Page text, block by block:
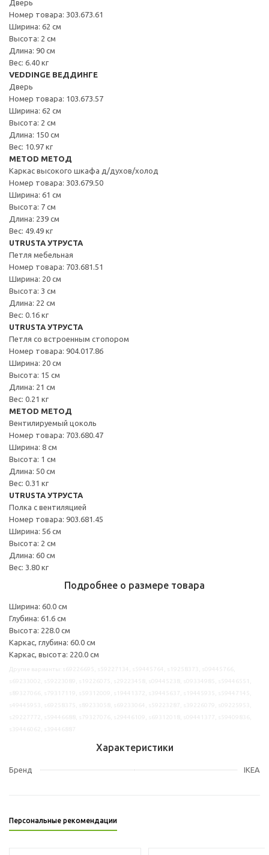
Дверь
Номер товара: 303.673.61
Ширина: 62 см
Высота: 2 см
Длина: 90 см
Вес: 6.40 кг
VEDDINGE ВЕДДИНГЕ
Дверь
Номер товара: 103.673.57
Ширина: 62 см
Высота: 2 см
Длина: 150 см
Вес: 10.97 кг
METOD МЕТОД
Каркас высокого шкафа д/духов/холод
Номер товара: 303.679.50
Ширина: 61 см
Высота: 7 см
Длина: 239 см
Вес: 49.49 кг
UTRUSTA УТРУСТА
Петля мебельная
Номер товара: 703.681.51
Ширина: 20 см
Высота: 3 см
Длина: 22 см
Вес: 0.16 кг
UTRUSTA УТРУСТА
Петля со встроенным стопором
Номер товара: 904.017.86
Ширина: 20 см
Высота: 15 см
Длина: 21 см
Вес: 0.21 кг
METOD МЕТОД
Вентилируемый цоколь
Номер товара: 703.680.47
Ширина: 8 см
Высота: 1 см
Длина: 50 см
Вес: 0.31 кг
UTRUSTA УТРУСТА
Полка с вентиляцией
Номер товара: 903.681.45
Ширина: 56 см
Высота: 2 см
Длина: 60 см
Вес: 3.80 кг
Подробнее о размере товара
Ширина: 60.0 см
Глубина: 61.6 см
Высота: 228.0 см
Каркас, глубина: 60.0 см
Каркас, высота: 220.0 см
Характеристики
Бренд IKEA
Персональные рекомендации